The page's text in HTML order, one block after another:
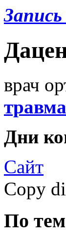
врач
Дни
Сайт
Copy
По